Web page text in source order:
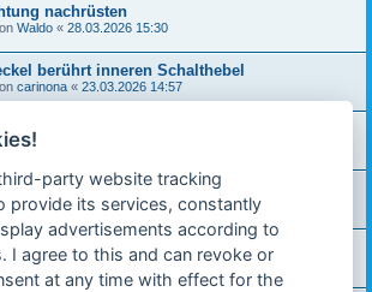
nachrüsten
Waldo « 28.03.2026 15:30
berührt inneren Schalthebel
carinona « 23.03.2026 14:57
überholen
Waldo
im Dekoventil gesucht
fabio«15.03.2026 12:02
Kupplung Automatik normal?
carinona «14.03.2026 11:32
party website tracking
provide its services, constantly
advertisements according to
I agree to this and can revoke or
at any time with effect for the